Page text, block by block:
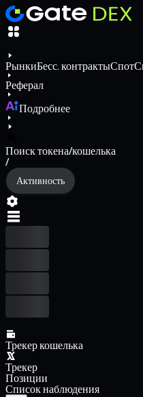
РынкиБесс. контрактыСпот
Реферал
Подробнее
Поиск токена/кошелька
/
Активность
Трекер кошелька
Трекер
Позиции
Список наблюдения